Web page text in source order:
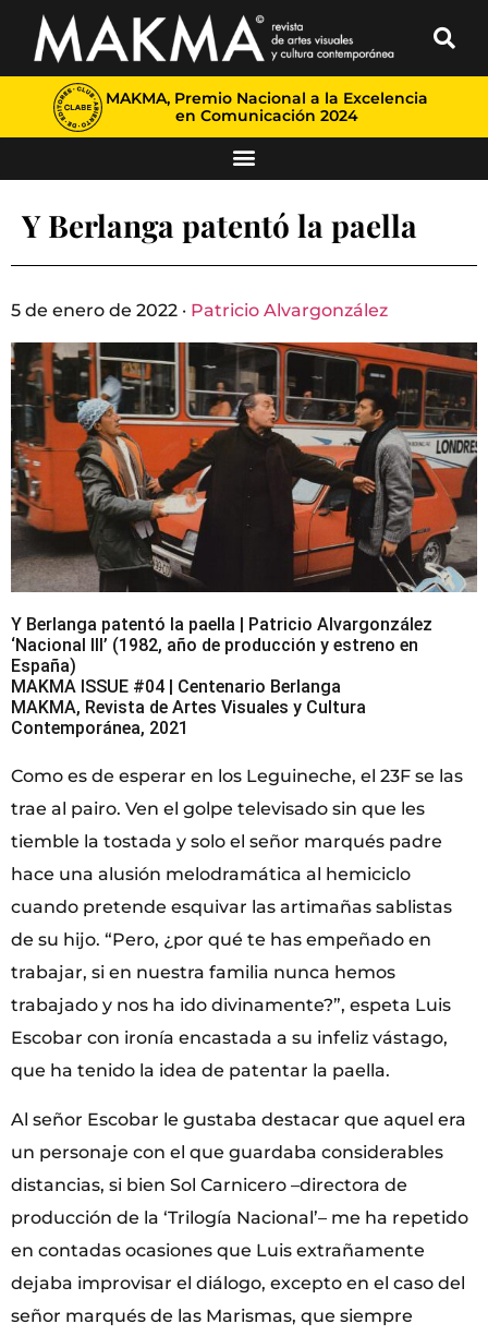
MAKMA, Premio Nacional a la Excelencia
en Comunicación 2024
Y Berlanga patentó la paella
5 de enero de 2022 · Patricio Alvargonzález
Y Berlanga patentó la paella | Patricio Alvargonzález
‘Nacional III’ (1982, año de producción y estreno en
España)
MAKMA ISSUE #04 | Centenario Berlanga
MAKMA, Revista de Artes Visuales y Cultura
Contemporánea, 2021
Como es de esperar en los Leguineche, el 23F se las
trae al pairo. Ven el golpe televisado sin que les
tiemble la tostada y solo el señor marqués padre
hace una alusión melodramática al hemiciclo
cuando pretende esquivar las artimañas sablistas
de su hijo. “Pero, ¿por qué te has empeñado en
trabajar, si en nuestra familia nunca hemos
trabajado y nos ha ido divinamente?”, espeta Luis
Escobar con ironía encastada a su infeliz vástago,
que ha tenido la idea de patentar la paella.
Al señor Escobar le gustaba destacar que aquel era
un personaje con el que guardaba considerables
distancias, si bien Sol Carnicero –directora de
producción de la ‘Trilogía Nacional’– me ha repetido
en contadas ocasiones que Luis extrañamente
dejaba improvisar el diálogo, excepto en el caso del
señor marqués de las Marismas, que siempre